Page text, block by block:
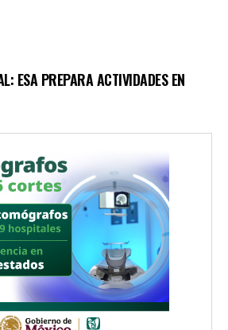
ESA PREPARA ACTIVIDADES EN